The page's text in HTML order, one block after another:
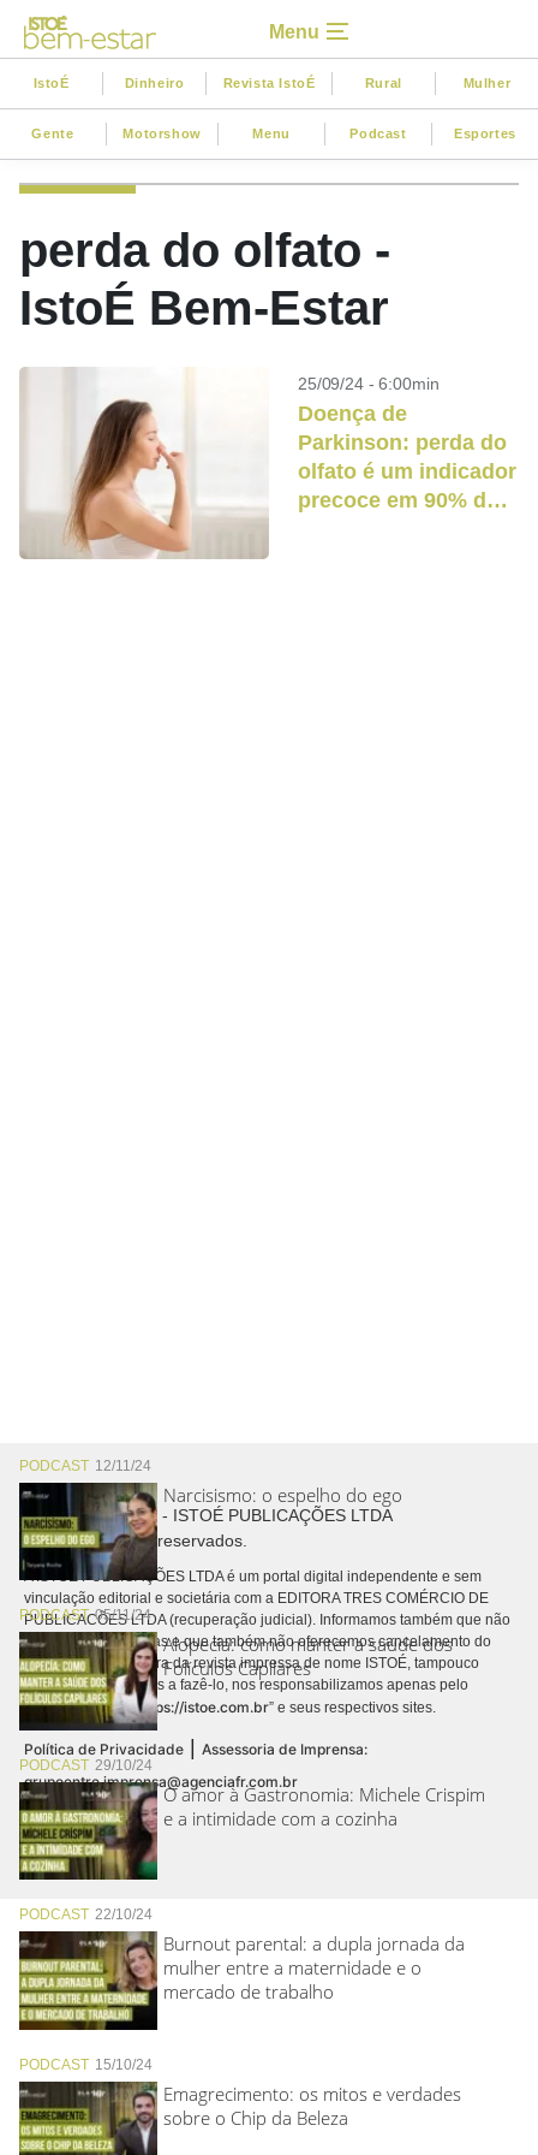
Menu
IstoÉ Dinheiro Revista IstoÉ Rural Mulher
Gente Motorshow Menu Podcast Esportes
perda do olfato -
IstoÉ Bem-Estar
25/09/24 - 6:00min
Doença de
Parkinson: perda do
olfato é um indicador
precoce em 90% dos
PODCAST 12/11/24
Narcisismo: o espelho do ego
PODCAST05/11/24
Alopecia: como manter a saúde dos
Folículos Capilares
PODCAST 29/10/24
O amor à Gastronomia: Michele Crispim
e a intimidade com a cozinha
PODCAST 22/10/24
Burnout parental: a dupla jornada da
mulher entre a maternidade e o
mercado de trabalho
PODCAST 15/10/24
Emagrecimento: os mitos e verdades
sobre o Chip da Beleza
Copyright © 2026 - ISTOÉ PUBLICAÇÕES LTDA
Todos os direitos reservados.
A ISTOÉ PUBLICAÇÕES LTDA é um portal digital independente e sem
vinculação editorial e societária com a EDITORA TRES COMÉRCIO DE
PUBLICACÕES LTDA (recuperação judicial). Informamos também que não
realizamos cobranças e que também não oferecemos cancelamento do
contrato de assinatura da revista impressa de nome ISTOÉ, tampouco
autorizamos terceiros a fazê-lo, nos responsabilizamos apenas pelo
conteúdo digital “https://istoe.com.br” e seus respectivos sites.
Política de Privacidade | Assessoria de Imprensa:
grupoentre.imprensa@agenciafr.com.br